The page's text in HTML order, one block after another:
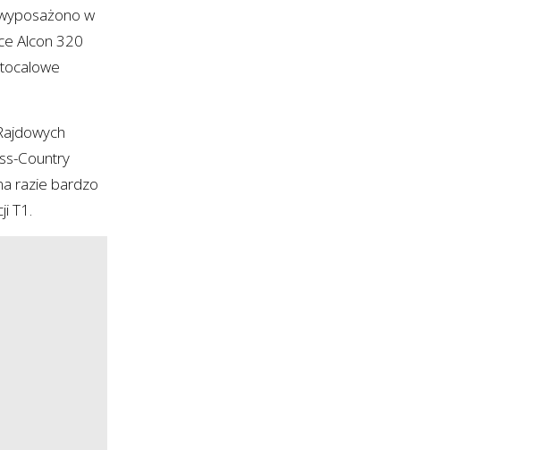
w
Alcon 320
Country
razie bardzo
T1.